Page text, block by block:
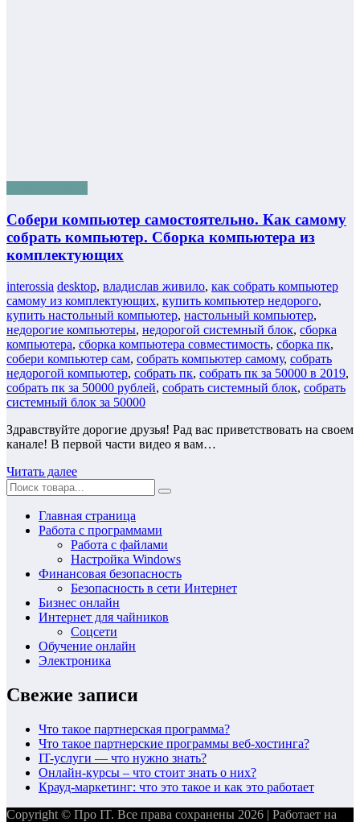
Собери компьютер самостоятельно. Как самому
собрать компьютер. Сборка компьютера из
комплектующих
interossia desktop, владислав живило, как собрать компьютер
самому из комплектующих, купить компьютер недорого,
купить настольный компьютер, настольный компьютер,
недорогие компьютеры, недорогой системный блок, сборка
компьютера, сборка компьютера совместимость, сборка пк,
собери компьютер сам, собрать компьютер самому, собрать
недорогой компьютер, собрать пк, собрать пк за 50000 в 2019,
собрать пк за 50000 рублей, собрать системный блок, собрать
системный блок за 50000
Здравствуйте дорогие друзья! Рад вас приветствовать на своем
канале! В первой части видео я вам…
Читать далее
Главная страница
Работа с программами
Работа с файлами
Настройка Windows
Финансовая безопасность
Безопасность в сети Интернет
Бизнес онлайн
Интернет для чайников
Соцсети
Обучение онлайн
Электроника
Свежие записи
Что такое партнерская программа?
Что такое партнерские программы веб-хостинга?
IT-услуги — что нужно знать?
Онлайн-курсы – что стоит знать о них?
Крауд-маркетинг: что это такое и как это работает
Copyright © Про IT. Все права сохранены 2026 | Работает на